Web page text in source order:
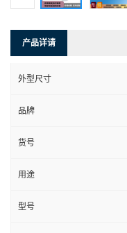
产品详请
外型尺寸
品牌
货号
用途
型号